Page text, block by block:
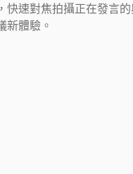
快速對焦拍攝正在發言
新體驗。